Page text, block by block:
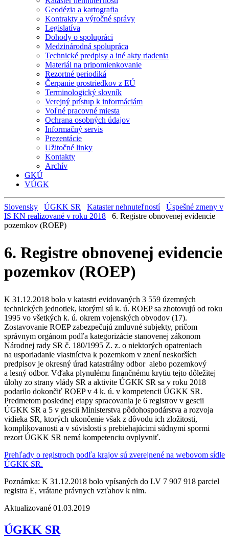
Geodézia a kartografia
Kontrakty a výročné správy
Legislatíva
Dohody o spolupráci
Medzinárodná spolupráca
Technické predpisy a iné akty riadenia
Materiál na pripomienkovanie
Rezortné periodiká
Čerpanie prostriedkov z EÚ
Terminologický slovník
Verejný prístup k informáciám
Voľné pracovné miesta
Ochrana osobných údajov
Informačný servis
Prezentácie
Užitočné linky
Kontakty
Archív
GKÚ
VÚGK
Slovensky ÚGKK SR Kataster nehnuteľností
Úspešné zmeny v
IS KN realizované v roku 2018
6. Registre obnovenej evidencie
pozemkov (ROEP)
6. Registre obnovenej evidencie
pozemkov (ROEP)
K 31.12.2018 bolo v katastri evidovaných 3 559 územných
technických jednotiek, ktorými sú k. ú. ROEP sa zhotovujú od roku
1995 vo všetkých k. ú. okrem vojenských obvodov (17).
Zostavovanie ROEP zabezpečujú zmluvné subjekty, pričom
správnym orgánom podľa kategorizácie stanovenej zákonom
Národnej rady SR č. 180/1995 Z. z. o niektorých opatreniach
na usporiadanie vlastníctva k pozemkom v znení neskorších
predpisov je okresný úrad katastrálny odbor alebo pozemkový
a lesný odbor. Vďaka plynulému finančnému krytiu tejto dôležitej
úlohy zo strany vlády SR a aktivite ÚGKK SR sa v roku 2018
podarilo dokončiť ROEP v 4 k. ú. v kompetencii ÚGKK SR.
Predmetom poslednej etapy spracovania je 6 registrov v gescii
ÚGKK SR a 5 v gescii Ministerstva pôdohospodárstva a rozvoja
vidieka SR, ktorých ukončenie však z dôvodu ich zložitosti,
komplikovanosti a v súvislosti s prebiehajúcimi súdnymi spormi
rezort ÚGKK SR nemá kompetenciu ovplyvniť.
Prehľady o registroch podľa krajov sú zverejnené na webovom sídle
ÚGKK SR.
Poznámka: K 31.12.2018 bolo vpísaných do LV 7 907 918 parciel
registra E, vrátane právnych vzťahov k nim.
Aktualizované 01.03.2019
ÚGKK SR